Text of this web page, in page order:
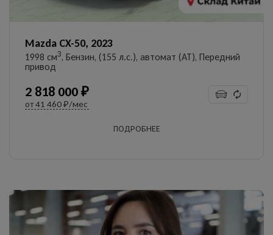
Mazda CX-50, 2023
1998 см3, Бензин, (155 л.с.), автомат (AT), Передний
привод
2 818 000 ₽
от41 460 ₽/мес
ПОДРОБНЕЕ